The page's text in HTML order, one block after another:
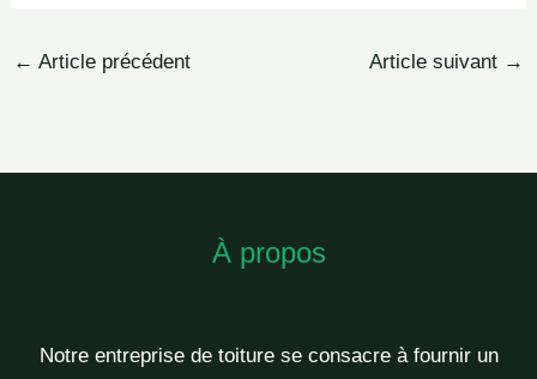
← Article précédent Article suivant →
À propos
Notre entreprise de toiture se consacre à fournir un